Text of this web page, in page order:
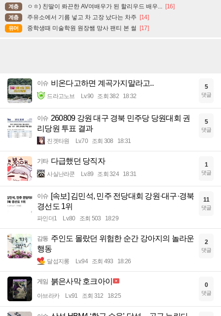
계층 ㅇㅎ) 친딸이 롸끈한 AV여배우가 된 할리우드 배우... [16]
계층 주유소에서 기름 넣고 차 고장 났다는 차주 [14]
유머 중학생때 미술학원 원장쌤 망사 팬티 본 썰 [17]
이슈 비온다고하면 계곡가지말라고..
드라고노브 Lv.90 조회 382 18:32
5
댓글
이슈 260809 강원 대구 경북 민주당 당원대회 권
리당원 투표 결과
진겟타원 Lv.70 조회 308 18:31
5
댓글
기타 다급했던 당직자
사실난라쿤 Lv.89 조회 324 18:31
1
댓글
이슈 [속보] 김민석, 민주 전당대회 강원·대구·경북
경선도 1위
파인더1 Lv.80 조회 503 18:29
11
댓글
감동 주인도 몰랐던 위험한 순간 강아지의 놀라운
행동
달섭지롱 Lv.94 조회 493 18:26
2
댓글
게임 붉은사막 호크아이
아브라카 Lv.91 조회 312 18:25
0
댓글